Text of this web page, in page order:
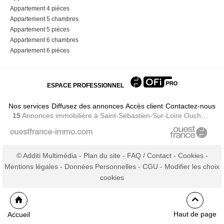
Appartement 4 pièces
Appartement 5 chambres
Appartement 5 pièces
Appartement 6 chambres
Appartement 6 pièces
ESPACE PROFESSIONNEL
Nos services Diffusez des annonces Accès client Contactez-nous
15Annonces immobilière à Saint-Sébastien-Sur-Loire Ouche Quinet
© Additi Multimédia - Plan du site - FAQ / Contact- Cookies-
Mentions légales - Données Personnelles - CGU - Modifier les choix
cookies
Accueil Haut de page